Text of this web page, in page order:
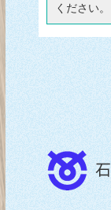
ください。